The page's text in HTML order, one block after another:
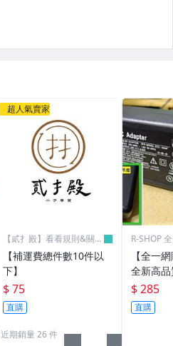
超人氣賣家
【貳扌殿】看看規則&關於
我
【補運費總件數10件以
下】
$ 75
直購
近期銷量 26 件
R-SHOP
【全一
全新高
筆電 變
3.16A通
L30
$ 285
直購